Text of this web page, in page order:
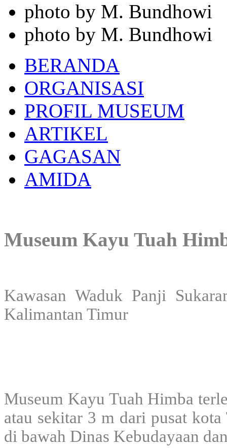
photo by M. Bundhowi
photo by M. Bundhowi
BERANDA
ORGANISASI
PROFIL MUSEUM
ARTIKEL
GAGASAN
AMIDA
Museum Kayu Tuah
Kawasan Waduk Panji
Kalimantan Timur
Museum Kayu Tuah Himba
atau sekitar 3 m dari pusat
di bawah Dinas Kebudayaan